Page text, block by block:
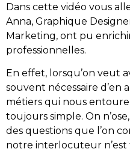
Dans cette vidéo vous
Anna, Graphique
Marketing, ont pu
professionnelles.
En effet, lorsqu’on veut
souvent nécessaire d’en
métiers qui nous
toujours simple. On
des questions que l’on
notre interlocuteur